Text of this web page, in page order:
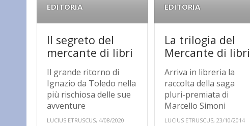
EDITORIA
Il segreto del
mercante di libri
Il grande ritorno di
Ignazio da Toledo nella
più rischiosa delle sue
avventure
LUCIUS ETRUSCUS, 4/08/2020
EDITORIA
La trilogia del
Mercante di libri
Arriva in libreria la
raccolta della saga
pluri-premiata di
Marcello Simoni
LUCIUS ETRUSCUS, 23/10/2014